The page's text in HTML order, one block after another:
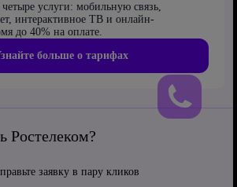
услуги: мобильную связь,
интерактивное ТВ и онлайн-
до 40% на оплате.
больше о тарифах
Ростелеком?
заявку в пару кликов